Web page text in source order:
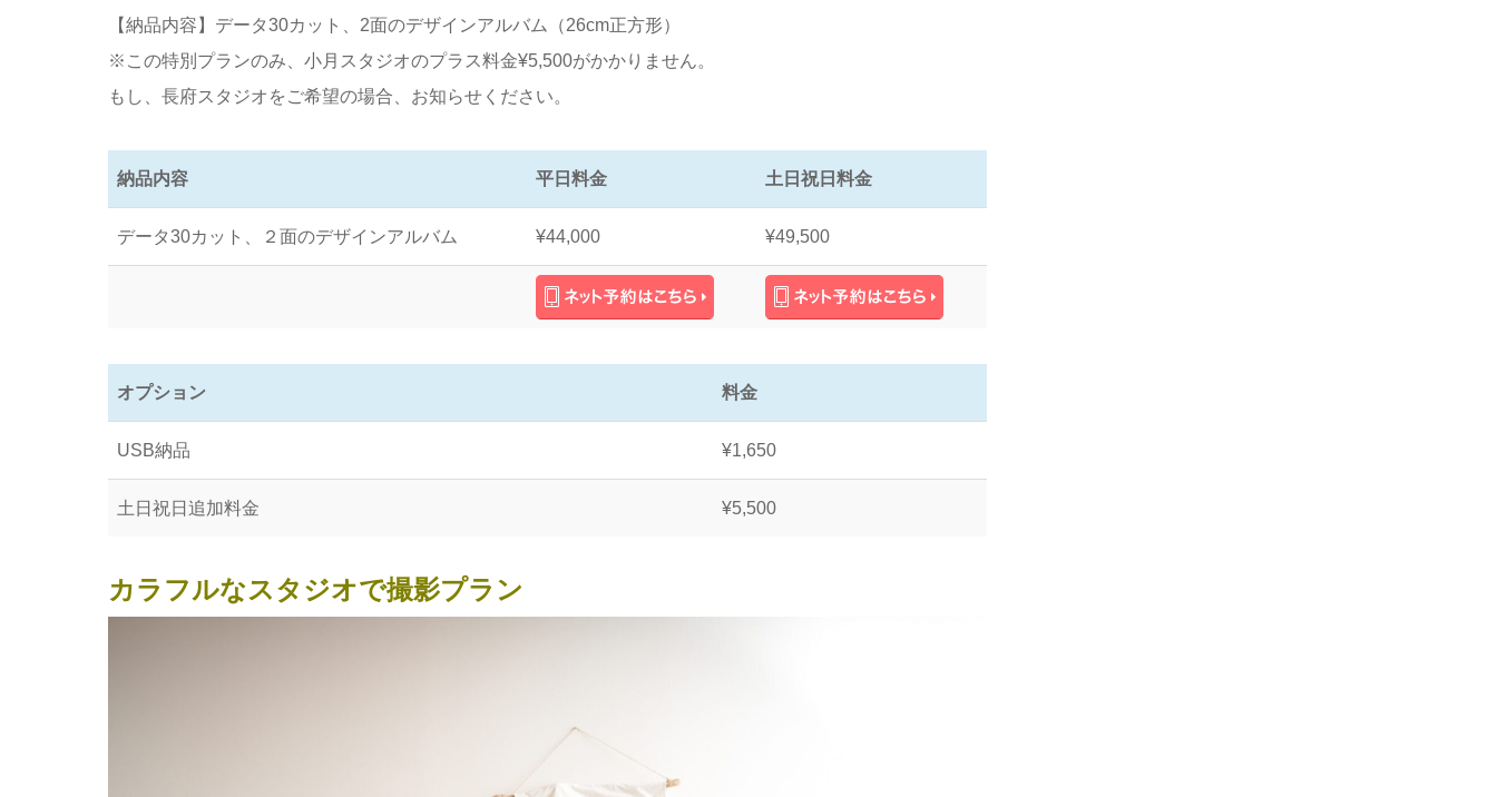
【納品内容】データ30カット、2面のデザインアルバム（26cm正方形）
※この特別プランのみ、小月スタジオのプラス料金¥5,500がかかりません。
もし、長府スタジオをご希望の場合、お知らせください。
納品内容 平日料金 土日祝日料金
データ30カット、２面のデザインアルバム ¥44,000 ¥49,500
オプション 料金
USB納品 ¥1,650
土日祝日追加料金 ¥5,500
カラフルなスタジオで撮影プラン